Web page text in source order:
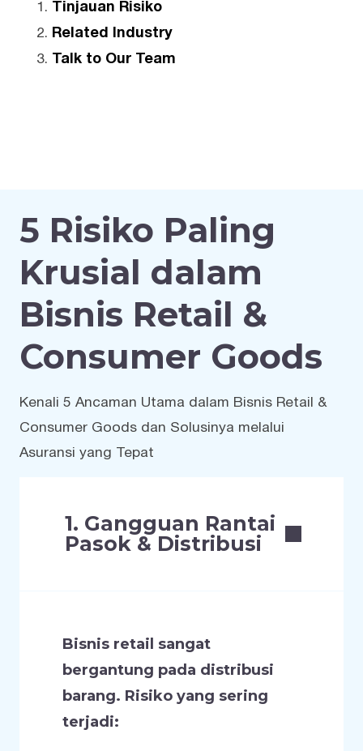
Tinjauan Risiko
Related Industry
Talk to Our Team
5 Risiko Paling
Krusial dalam
Bisnis Retail &
Consumer Goods
Kenali 5 Ancaman Utama dalam Bisnis Retail &
Consumer Goods dan Solusinya melalui
Asuransi yang Tepat
1. Gangguan Rantai
Pasok & Distribusi
Bisnis retail sangat
bergantung pada distribusi
barang. Risiko yang sering
terjadi: